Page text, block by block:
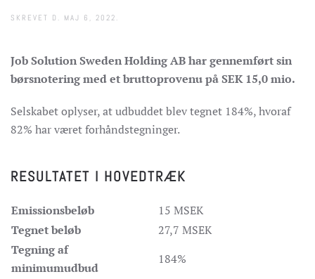
SKREVET D. MAJ 6, 2022 .
Job Solution Sweden Holding AB har gennemført sin
børsnotering med et bruttoprovenu på SEK 15,0 mio.
Selskabet oplyser, at udbuddet blev tegnet 184%, hvoraf
82% har været forhåndstegninger.
RESULTATET I HOVEDTRÆK
Emissionsbeløb
15 MSEK
Tegnet beløb
27,7 MSEK
Tegning af
minimumudbud
184%